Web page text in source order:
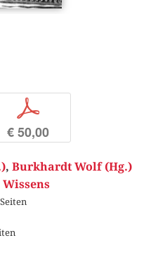
p
€ 50,00
, Burkhardt Wolf (Hg.)
Wissens